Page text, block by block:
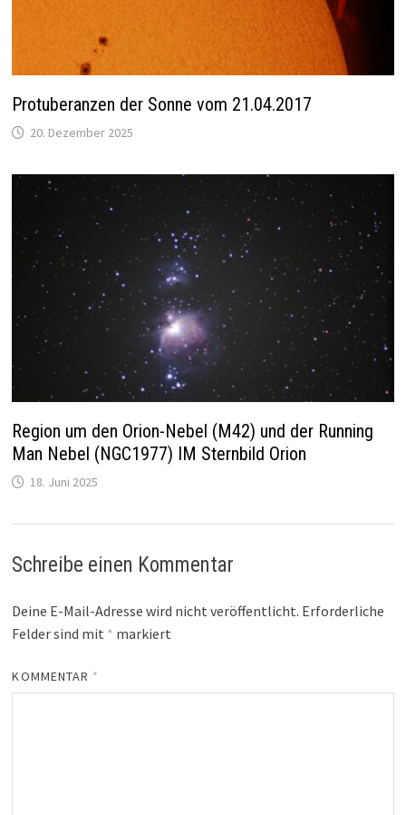
Protuberanzen der Sonne vom 21.04.2017
20. Dezember 2025
Region um den Orion-Nebel (M42) und der Running
Man Nebel (NGC1977) IM Sternbild Orion
18. Juni 2025
Schreibe einen Kommentar
Deine E-Mail-Adresse wird nicht veröffentlicht. Erforderliche
Felder sind mit * markiert
KOMMENTAR *